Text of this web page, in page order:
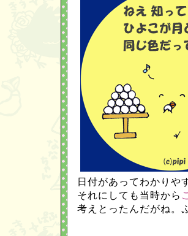
日付があってわかりや
それにしても当時から
考えとったんだがね。